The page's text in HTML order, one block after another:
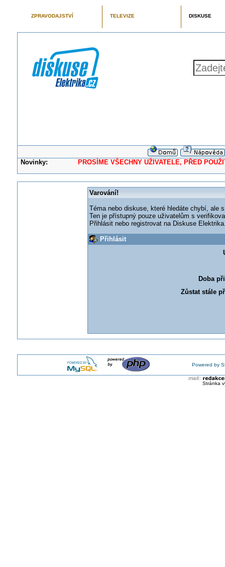
ZPRAVODAJSTVÍ TELEVIZE DISKUSE
Novinky: PROSÍME VŠECHNY UŽIVATELE, PŘED
Varování!
Téma nebo diskuse, které hledáte chybí, ale
Ten je přístupný pouze uživatelům s
Přihlásit nebo registrovat na Diskuse
Přihlásit
Doba
Zůstat stále
Powered by
Stránka